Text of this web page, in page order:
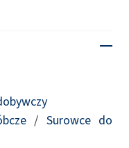
/ Surowce do